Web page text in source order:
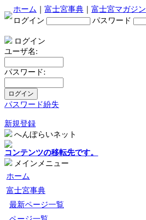
ホーム 富士宮事典 富士宮マガジン
ログイン
パスワード
ログイン
ユーザ名:
パスワード:
パスワード紛失
新規登録
へんぽらいネット
コンテンツの移転先です。
メインメニュー
ホーム
富士宮事典
最新ページ一覧